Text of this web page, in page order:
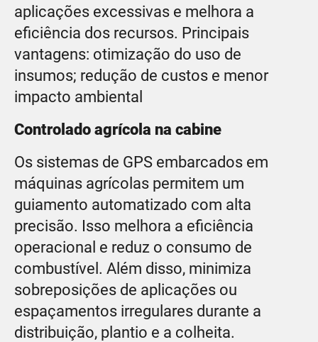
aplicações excessivas e melhora a
eficiência dos recursos. Principais
vantagens: otimização do uso de
insumos; redução de custos e menor
impacto ambiental
Controlado agrícola na cabine
Os sistemas de GPS embarcados em
máquinas agrícolas permitem um
guiamento automatizado com alta
precisão. Isso melhora a eficiência
operacional e reduz o consumo de
combustível. Além disso, minimiza
sobreposições de aplicações ou
espaçamentos irregulares durante a
distribuição, plantio e a colheita.